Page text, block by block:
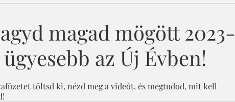
magad mögött 2023-
az Új Évben!
töltsd ki, nézd meg a videót, és megtudod, mit kell